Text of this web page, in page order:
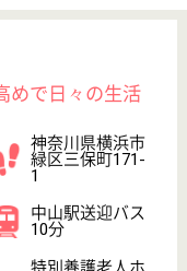
誕生年 必須